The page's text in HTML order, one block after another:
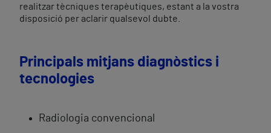
realitzar tècniques terapèutiques, estant a la vostra
disposició per aclarir qualsevol dubte.
Principals mitjans diagnòstics i
tecnologies
Radiologia convencional